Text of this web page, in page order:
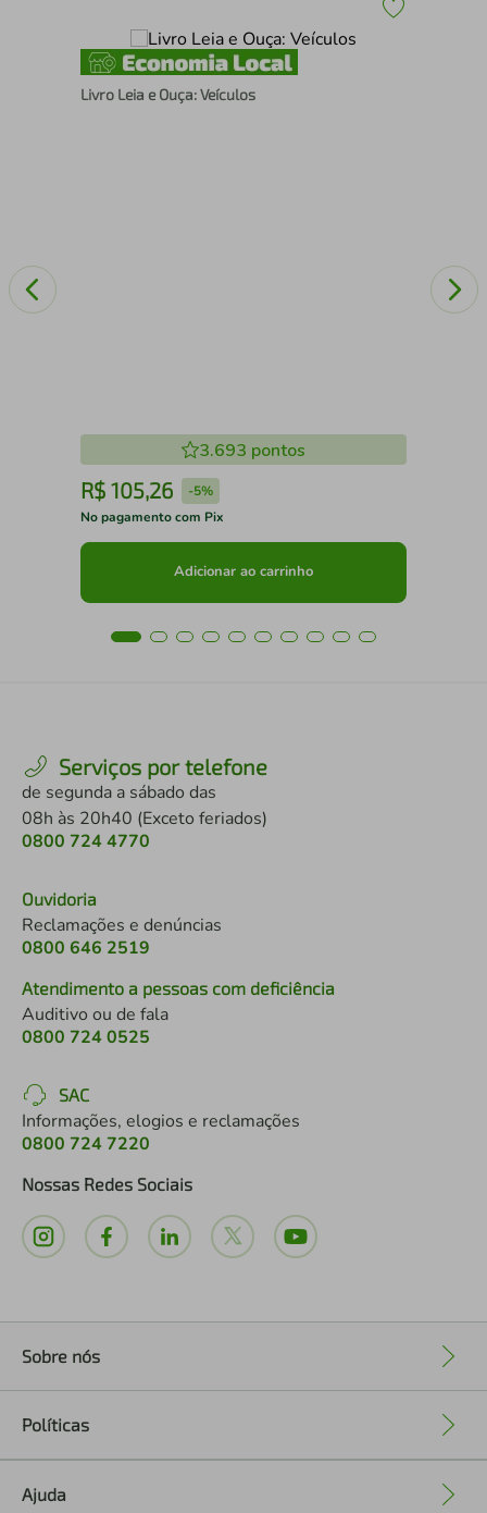
Livro Leia e Ouça: Veículos
3.693 pontos
R$ 105,26 -5%
No pagamento com Pix
Adicionar ao carrinho
Serviços por telefone
de segunda a sábado das
08h às 20h40 (Exceto feriados)
0800 724 4770
Ouvidoria
Reclamações e denúncias
0800 646 2519
Atendimento a pessoas com deficiência
Auditivo ou de fala
0800 724 0525
SAC
Informações, elogios e reclamações
0800 724 7220
Nossas Redes Sociais
Sobre nós
Políticas
Ajuda